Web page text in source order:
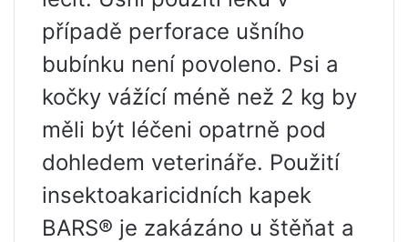
případě perforace ušního
bubínku není povoleno. Psi a
kočky vážící méně než 2 kg by
měli být léčeni opatrně pod
dohledem veterináře. Použití
insektoakaricidních kapek
BARS® je zakázáno u štěňat a